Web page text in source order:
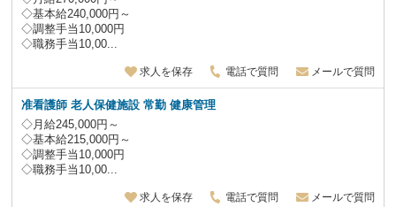
◇基本給240,000円～
◇調整手当10,000円
◇職務手当10,00...
求人を保存 電話で質問 メールで質問
准看護師 老人保健施設常勤 健康管理
◇月給245,000円～
◇基本給215,000円～
◇調整手当10,000円
◇職務手当10,00...
求人を保存 電話で質問 メールで質問